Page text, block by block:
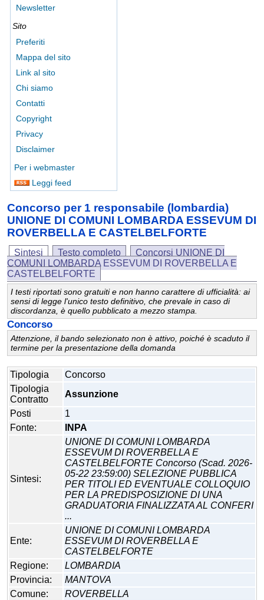
Newsletter
Sito
Preferiti
Mappa del sito
Link al sito
Chi siamo
Contatti
Copyright
Privacy
Disclaimer
Per i webmaster
Leggi feed
Concorso per 1 responsabile (lombardia)
UNIONE DI COMUNI LOMBARDA ESSEVUM DI
ROVERBELLA E CASTELBELFORTE
Sintesi Testo completo
Concorsi UNIONE DI
COMUNI LOMBARDA ESSEVUM DI ROVERBELLA E
CASTELBELFORTE
I testi riportati sono gratuiti e non hanno carattere di ufficialità: ai
sensi di legge l'unico testo definitivo, che prevale in caso di
discordanza, è quello pubblicato a mezzo stampa.
Concorso
Attenzione, il bando selezionato non è attivo, poiché è scaduto il
termine per la presentazione della domanda
Tipologia
Concorso
Tipologia
Contratto
Assunzione
Posti
1
Fonte:
INPA
Sintesi:
UNIONE DI COMUNI LOMBARDA
ESSEVUM DI ROVERBELLA E
CASTELBELFORTE Concorso (Scad. 2026-
05-22 23:59:00) SELEZIONE PUBBLICA
PER TITOLI ED EVENTUALE COLLOQUIO
PER LA PREDISPOSIZIONE DI UNA
GRADUATORIA FINALIZZATA AL CONFERI
...
Ente:
UNIONE DI COMUNI LOMBARDA
ESSEVUM DI ROVERBELLA E
CASTELBELFORTE
Regione:
LOMBARDIA
Provincia:
MANTOVA
Comune:
ROVERBELLA